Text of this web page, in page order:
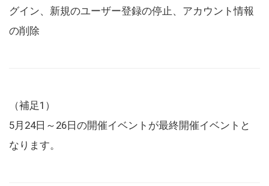
グイン、新規のユーザー登録の停止、アカウント情報
の削除
（補足1）
5月24日～26日の開催イベントが最終開催イベントと
なります。